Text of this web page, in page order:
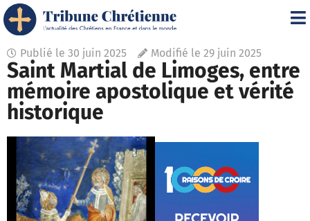
Publié le 30 juin 2025 Modifié le 29 juin 2025
Saint Martial de Limoges, entre
mémoire apostolique et vérité
historique